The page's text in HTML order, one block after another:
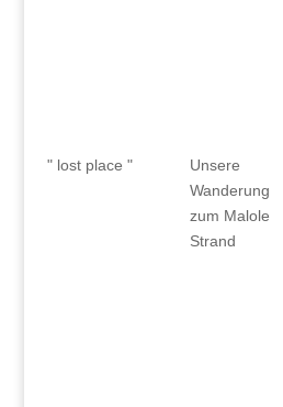
" lost place "
Unsere
Wanderung
zum Malole
Strand